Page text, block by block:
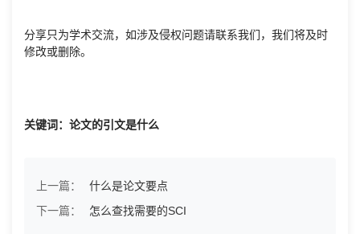
分享只为学术交流，如涉及侵权问题请联系我们，我们将及时
修改或删除。
关键词：论文的引文是什么
上一篇：
什么是论文要点
下一篇：
怎么查找需要的SCI